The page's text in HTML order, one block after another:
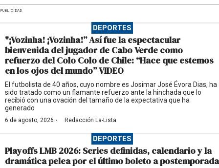
PUBLICIDAD
DEPORTES
"¡Vozinha! ¡Vozinha!” Así fue la espectacular
bienvenida del jugador de Cabo Verde como
refuerzo del Colo Colo de Chile: “Hace que estemos
en los ojos del mundo” VIDEO
El futbolista de 40 años, cuyo nombre es Josimar José Évora Dias, ha
sido tratado como un flamante refuerzo ante la hinchada que lo
recibió con una ovación del tamaño de la expectativa que ha
generado
6 de agosto, 2026 · Redacción La-Lista
DEPORTES
Playoffs LMB 2026: Series definidas, calendario y la
dramática pelea por el último boleto a postemporada